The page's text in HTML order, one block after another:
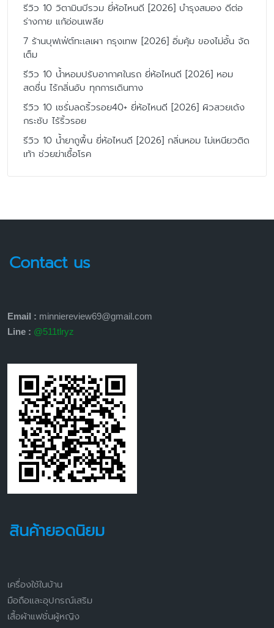
รีวิว 10 วิตามินบีรวม ยี่ห้อไหนดี [2026] บำรุงสมอง ดีต่อ
ร่างกาย แก้อ่อนเพลีย
7 ร้านบุฟเฟ่ต์ทะเลเผา กรุงเทพ [2026] อิ่มคุ้ม ของไม่อั้น จัด
เต็ม
รีวิว 10 น้ำหอมปรับอากาศในรถ ยี่ห้อไหนดี [2026] หอม
สดชื่น ไร้กลิ่นอับ ทุกการเดินทาง
รีวิว 10 เซรั่มลดริ้วรอย40+ ยี่ห้อไหนดี [2026] ผิวสวยเด้ง
กระชับ ไร้ริ้วรอย
รีวิว 10 น้ำยาถูพื้น ยี่ห้อไหนดี [2026] กลิ่นหอม ไม่เหนียวติด
เท้า ช่วยฆ่าเชื้อโรค
Contact us
Email : minniereview69@gmail.com
Line : @511tlryz
สินค้ายอดนิยม
เครื่องใช้ในบ้าน
มือถือและอุปกรณ์เสริม
เสื้อผ้าแฟชั่นผู้หญิง